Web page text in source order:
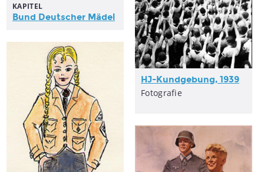
HJ-Kundgebung, 1939
Fotografie
KAPITEL
Bund Deutscher Mädel